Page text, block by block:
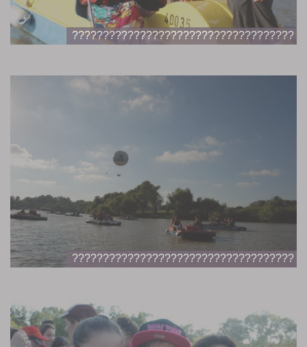
????????????????????????????????????
????????????????????????????????????